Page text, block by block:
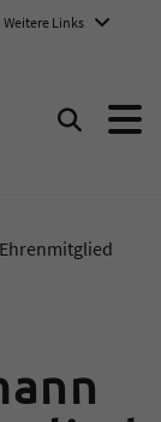
Weitere Links
Suchen